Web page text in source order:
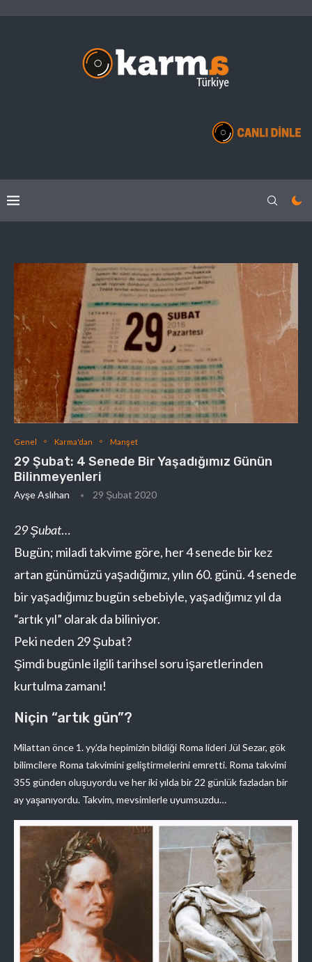
Genel Karma'dan Manşet
29 Şubat: 4 Senede Bir Yaşadığımız Günün
Bilinmeyenleri
Ayşe Aslıhan 29 Şubat 2020
29 Şubat…
Bugün; miladi takvime göre, her 4 senede bir kez
artan günümüzü yaşadığımız, yılın 60. günü. 4 senede
bir yaşadığımız bugün sebebiyle, yaşadığımız yıl da
“artık yıl” olarak da biliniyor.
Peki neden 29 Şubat?
Şimdi bugünle ilgili tarihsel soru işaretlerinden
kurtulma zamanı!
Niçin “artık gün”?
Milattan önce 1. yy.’da hepimizin bildiği Roma lideri Jül Sezar, gök
bilimcilere Roma takvimini geliştirmelerini emretti. Roma takvimi
355 günden oluşuyordu ve her iki yılda bir 22 günlük fazladan bir
ay yaşanıyordu. Takvim, mevsimlerle uyumsuzdu…